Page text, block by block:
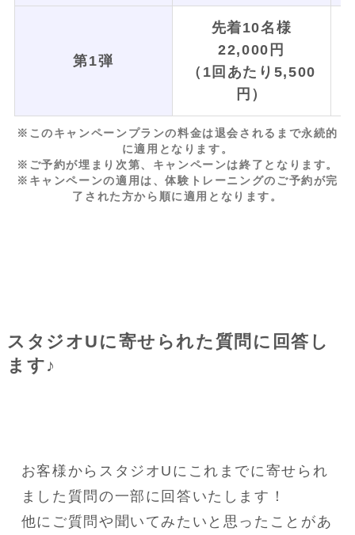
第1弾
先着10名様
22,000円
（1回あたり5,500
円）
※このキャンペーンプランの料金は退会されるまで永続的
に適用となります。
※ご予約が埋まり次第、キャンペーンは終了となります。
※キャンペーンの適用は、体験トレーニングのご予約が完
了された方から順に適用となります。
スタジオUに寄せられた質問に回答し
ます♪
お客様からスタジオUにこれまでに寄せられ
ました質問の一部に回答いたします！
他にご質問や聞いてみたいと思ったことがあ